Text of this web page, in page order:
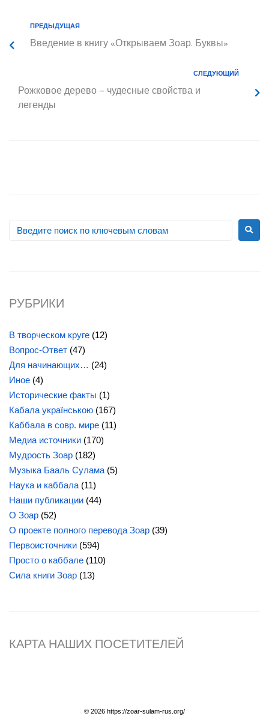
ПРЕДЫДУЩАЯ
Введение в книгу «Открываем Зоар. Буквы»
СЛЕДУЮЩИЙ
Рожковое дерево – чудесные свойства и
легенды
РУБРИКИ
В творческом круге (12)
Вопрос-Ответ (47)
Для начинающих… (24)
Иное (4)
Исторические факты (1)
Кабала українською (167)
Каббала в совр. мире (11)
Медиа источники (170)
Мудрость Зоар (182)
Музыка Бааль Сулама (5)
Наука и каббала (11)
Наши публикации (44)
О Зоар (52)
О проекте полного перевода Зоар (39)
Первоисточники (594)
Просто о каббале (110)
Сила книги Зоар (13)
КАРТА НАШИХ ПОСЕТИТЕЛЕЙ
© 2026 https://zoar-sulam-rus.org/